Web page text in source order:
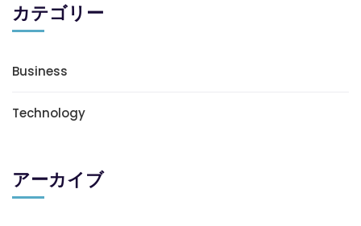
カテゴリー
Business
Technology
アーカイブ